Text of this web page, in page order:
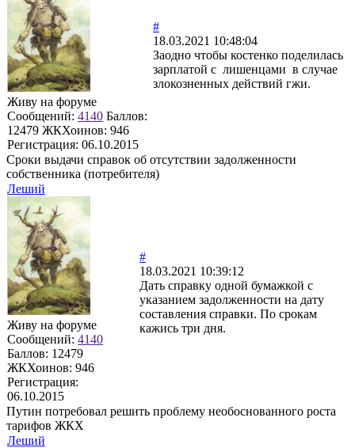
Живу на форуме
Сообщений: 4140 Баллов:
12479 ЖКХоинов: 946
Регистрация: 06.10.2015
#
18.03.2021 10:48:04
Заодно чтобы костенко поделилась
зарплатой с лишенцами в случае
злокозненных действий гжи.
Сроки выдачи справок об отсутствии задолженности
собственника (потребителя)
Леший
Живу на форуме
Сообщений: 4140
Баллов: 12479
ЖКХоинов: 946
Регистрация:
06.10.2015
#
18.03.2021 10:39:12
Дать справку одной бумажкой с
указанием задолженности на дату
составления справки. По срокам
кажись три дня.
Путин потребовал решить проблему необоснованного роста
тарифов ЖКХ
Леший